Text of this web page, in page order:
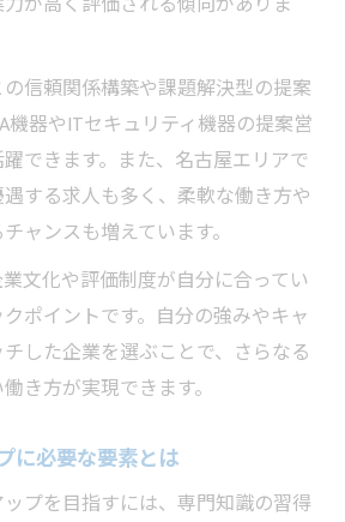
信頼関係構築や課題解決型の提案
機器やITセキュリティ機器の提案営
できます。また、名古屋エリアで
する求人も多く、柔軟な働き方や
ャンスも増えています。
文化や評価制度が自分に合ってい
ポイントです。自分の強みやキャ
した企業を選ぶことで、さらなる
き方が実現できます。
に必要な要素とは
プを目指すには、専門知識の習得